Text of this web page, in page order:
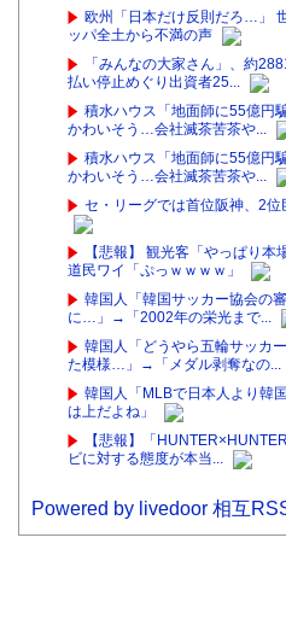
欧州「日本だけ反則だろ…」
ッパ全土から不満の声
「みんなの大家さん」、約
払い停止めぐり出資者25...
積水ハウス「地面師に55億円
かわいそう…会社滅茶苦茶や...
積水ハウス「地面師に55億円
かわいそう…会社滅茶苦茶や...
セ・リーグでは首位阪神、2
【悲報】 観光客「やっぱり本
道民ワイ「ぷっｗｗｗｗ」
韓国人「韓国サッカー協会の
に…」→「2002年の栄光まで...
韓国人「どうやら五輪サッカ
た模様…」→「メダル剥奪なの...
韓国人「MLBで日本人より韓
は上だよね」
【悲報】「
ビに対する態度が本当...
Powered by livedoor 相互